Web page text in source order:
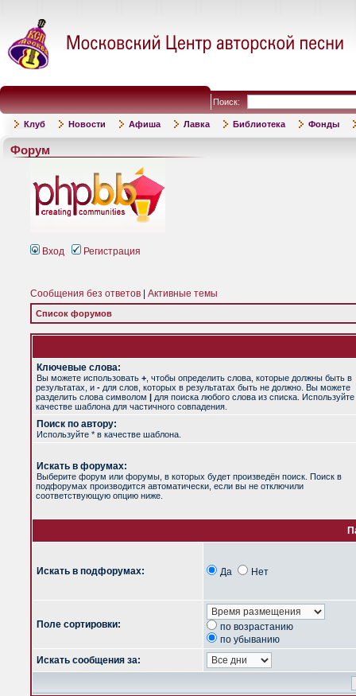
Поиск:
Клуб Новости Афиша Лавка Библиотека Фонды
Форум
Вход Регистрация
Сообщения без ответов Активные темы
Список форумов
Ключевые слова:
Вы можете использовать + , чтобы определить слова, которые должны быть в
результатах, и - для слов, которых в результатах быть не должно. Вы можете
разделить слова символом | для поиска любого слова из списка. Используйте
качестве шаблона для частичного совпадения.
Поиск по автору:
Используйте * в качестве шаблона.
Искать в форумах:
Выберите форум или форумы, в которых будет произведён поиск. Поиск в
подфорумах производится автоматически, если вы не отключили
соответствующую опцию ниже.
Искать в подфорумах: Да Нет
Поле сортировки:
по возрастанию
по убыванию
Искать сообщения за: